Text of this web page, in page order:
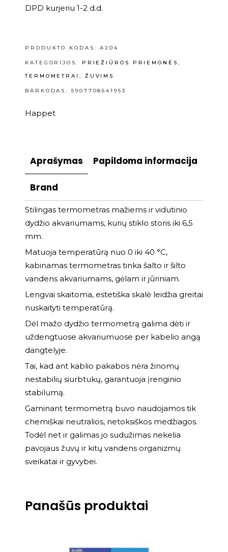
DPD kurjeriu 1-2 d.d.
PRODUKTO KODAS:A204
KATEGORIJOS: PRIEŽIŪROS PRIEMONĖS ,
TERMOMETRAI , ŽUVIMS
BARKODAS: 5907708641953
Happet
Aprašymas Papildoma informacija
Brand
Stilingas termometras mažiems ir vidutinio
dydžio akvariumams, kurių stiklo storis iki 6,5
mm.
Matuoja temperatūrą nuo 0 iki 40 °C,
kabinamas termometras tinka šalto ir šilto
vandens akvariumams, gėlam ir jūriniam.
Lengvai skaitoma, estetiška skalė leidžia greitai
nuskaityti temperatūrą.
Dėl mažo dydžio termometrą galima dėti ir
uždengtuose akvariumuose per kabelio angą
dangtelyje.
Tai, kad ant kablio pakabos nėra žinomų
nestabilių siurbtukų, garantuoja įrenginio
stabilumą.
Gaminant termometrą buvo naudojamos tik
chemiškai neutralios, netoksiškos medžiagos.
Todėl net ir galimas jo sudužimas nekelia
pavojaus žuvų ir kitų vandens organizmų
sveikatai ir gyvybei.
Panašūs produktai